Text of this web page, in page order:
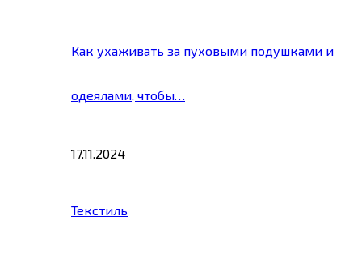
Как ухаживать за пуховыми подушками и
одеялами, чтобы…
17.11.2024
Текстиль